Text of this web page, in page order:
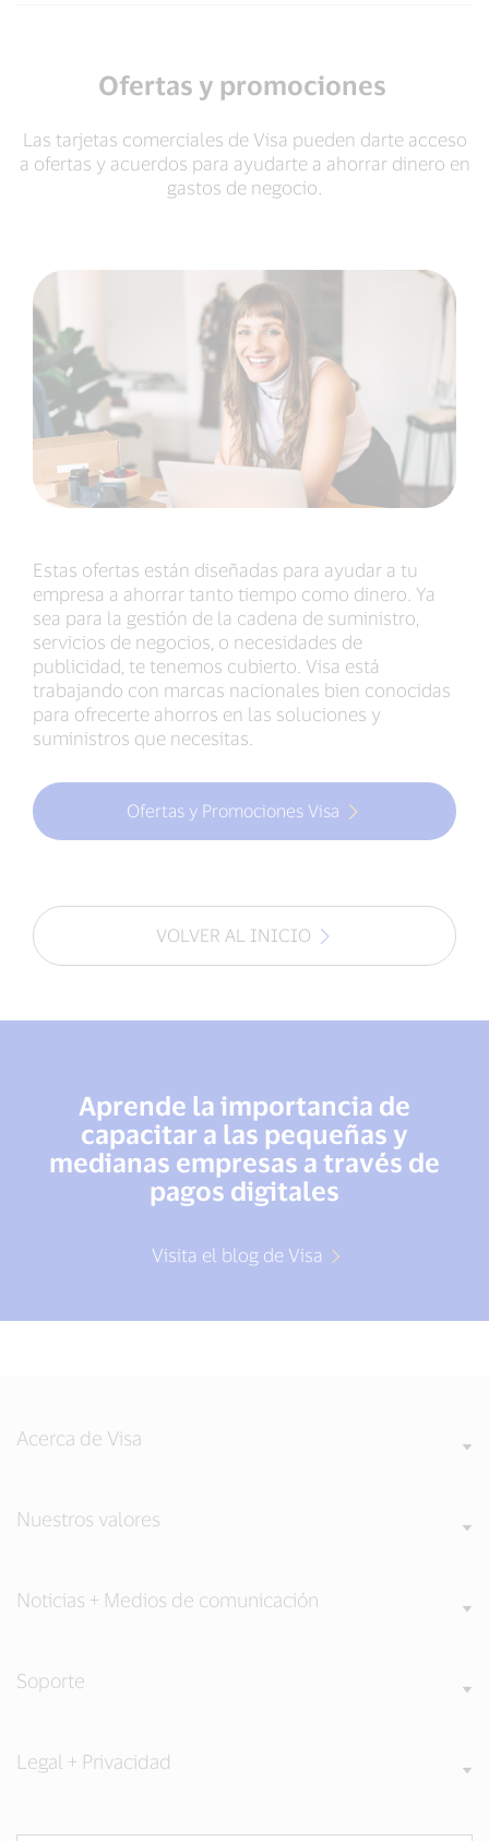
Ofertas y promociones
Las tarjetas comerciales de Visa pueden darte acceso
a ofertas y acuerdos para ayudarte a ahorrar dinero en
gastos de negocio.
Estas ofertas están diseñadas para ayudar a tu
empresa a ahorrar tanto tiempo como dinero. Ya
sea para la gestión de la cadena de suministro,
servicios de negocios, o necesidades de
publicidad, te tenemos cubierto. Visa está
trabajando con marcas nacionales bien conocidas
para ofrecerte ahorros en las soluciones y
suministros que necesitas.
Ofertas y Promociones Visa
VOLVER AL INICIO
Aprende la importancia de
capacitar a las pequeñas y
medianas empresas a través de
pagos digitales
Visita el blog de Visa
Acerca de Visa
Nuestros valores
Noticias + Medios de comunicación
Soporte
Legal + Privacidad